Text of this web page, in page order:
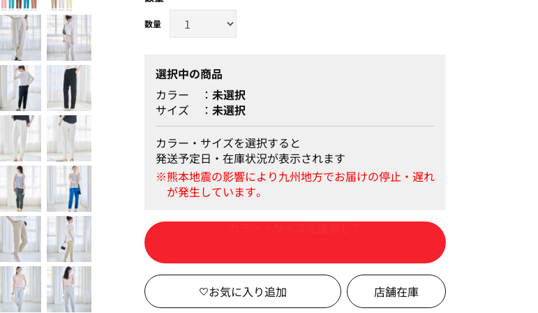
選択中の商品
カラー
未選択
サイズ
未選択
カラー・サイズを選択すると
発送予定日・在庫状況が表示されます
店舗在庫